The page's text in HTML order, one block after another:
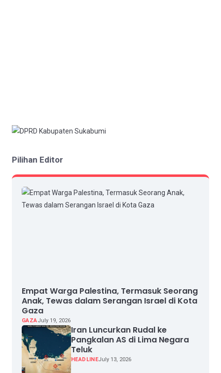
Pilihan Editor
Empat Warga Palestina, Termasuk Seorang
Anak, Tewas dalam Serangan Israel di Kota
Gaza
GAZAJuly 19, 2026
Iran Luncurkan Rudal ke
Pangkalan AS di Lima Negara
Teluk
HEADLINEJuly 13, 2026